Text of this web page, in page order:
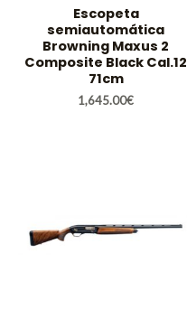
Escopeta
semiautomática
Browning Maxus 2
Composite Black Cal.12
71cm
1,645.00€